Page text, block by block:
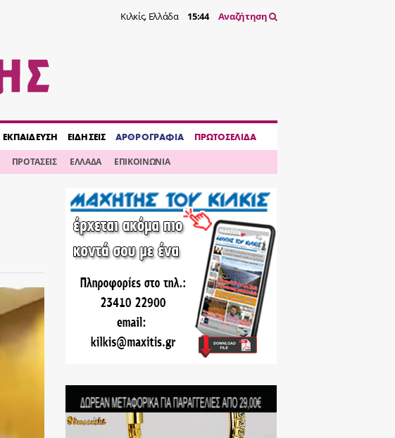
Κιλκίς, Ελλάδα 15:44 Αναζήτηση
ΕΚΠΑΙΔΕΥΣΗ ΕΙΔΗΣΕΙΣ ΑΡΘΡΟΓΡΑΦΙΑ ΠΡΩΤΟΣΕΛΙΔΑ
ΠΡΟΤΑΣΕΙΣ ΕΛΛΑΔΑ ΕΠΙΚΟΙΝΩΝΙΑ